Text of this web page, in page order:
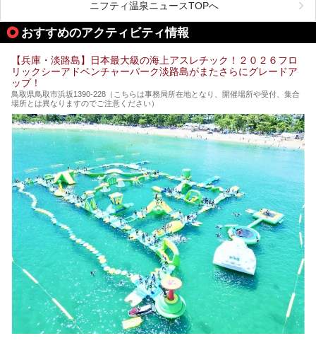
める、ある意味「最強」ともいえる施設です。
今回は自慢のお湯をメインにその魅力の数々を紹介します！
ニフティ温泉ニュースTOPへ
おすすめのアクティビティ情報
【兵庫・淡路島】日本最大級の海上アスレチック！２０２６フロ
リックシーアドベンチャーパーク淡路島がまたさらにグレードア
ップ！
鳥取県鳥取市浜坂1390‐228（こちらは事務局所在地となり、開催場所や受付、集合
場所とは異なりますのでご注意ください）